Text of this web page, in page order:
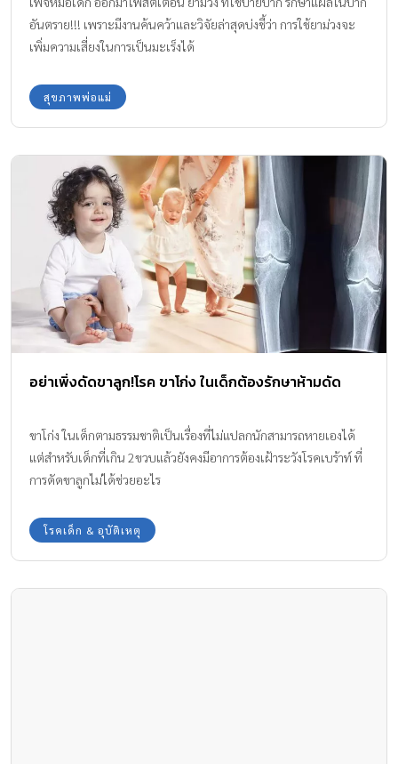
อันตราย!!! เพราะมีงานค้นคว้าและวิจัยล่าสุดบ่งชี้ว่า การใช้ยาม่วงจะ
เพิ่มความเสี่ยงในการเป็นมะเร็งได้
สุขภาพพ่อแม่
อย่าเพิ่งดัดขาลูก!โรค ขาโก่ง ในเด็กต้องรักษาห้ามดัด
ขาโก่ง ในเด็กตามธรรมชาติเป็นเรื่องที่ไม่แปลกนักสามารถหายเองได้
แต่สำหรับเด็กที่เกิน 2ขวบแล้วยังคงมีอาการต้องเฝ้าระวังโรคเบร้าท์ ที่
การดัดขาลูกไม่ได้ช่วยอะไร
โรคเด็ก & อุบัติเหตุ